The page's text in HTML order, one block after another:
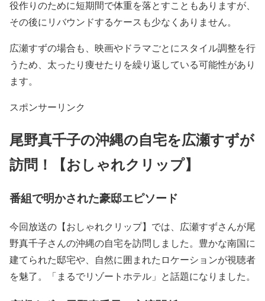
役作りのために短期間で体重を落とすこともありますが、
その後にリバウンドするケース も少なくありません。
広瀬すずの場合も、映画やドラマごとにスタイル調整を行
うため、太ったり痩せたりを繰り返している可能性があり
ます。
スポンサーリンク
尾野真千子の沖縄の自宅を広瀬すずが
訪問！【おしゃれクリップ】
番組で明かされた豪邸エピソード
今回放送の【おしゃれクリップ】では、 広瀬すずさんが尾
野真千子さんの沖縄の自宅を訪問しました。豊かな南国に
建てられた邸宅や、自然に囲まれたロケーションが視聴者
を魅了。「まるでリゾートホテル」と話題になりました。